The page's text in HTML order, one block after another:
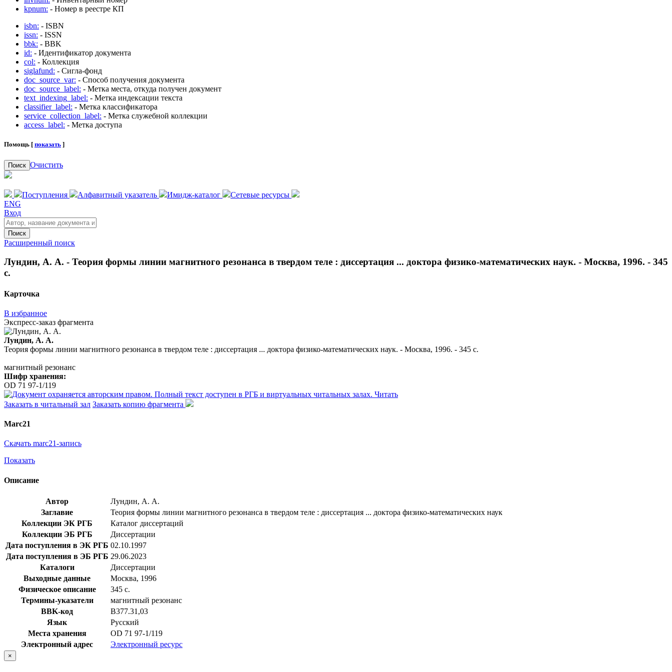
kpnum: - Номер в реестре КП
isbn: - ISBN
issn: - ISSN
bbk: - BBK
id: - Идентификатор документа
col: - Коллекция
siglafund: - Сигла-фонд
doc_source_var: - Способ получения документа
doc_source_label: - Метка места, откуда получен документ
text_indexing_label: - Метка индексации текста
classifier_label: - Метка классификатора
service_collection_label: - Метка служебной коллекции
access_label: - Метка доступа
Помощь [ показать ]
Поиск Очистить
Поступления Алфавитный указатель Имидж-каталог
Сетевые ресурсы
ENG
Вход
Поиск
Расширенный поиск
Лундин, А. А. - Теория формы линии магнитного резонанса в твердом теле : диссертация ... доктора физико-математических наук. - Москва, 1996. - 345
с.
Карточка
В избранное
Экспресс-заказ фрагмента
Лундин, А. А.
Теория формы линии магнитного резонанса в твердом теле : диссертация ... доктора физико-математических наук. - Москва, 1996. - 345 с.
магнитный резонанс
Шифр хранения:
OD 71 97-1/119
Читать
Заказать в читальный зал Заказать копию фрагмента
Marc21
Скачать marc21-запись
Показать
Описание
Автор
Лундин, А. А.
Заглавие
Теория формы линии магнитного резонанса в твердом теле : диссертация ... доктора физико-математических наук
Коллекции ЭК РГБ
Каталог диссертаций
Коллекции ЭБ РГБ
Диссертации
Дата поступления в ЭК РГБ 02.10.1997
Дата поступления в ЭБ РГБ 29.06.2023
Каталоги
Диссертации
Выходные данные
Москва, 1996
Физическое описание
345 с.
Термины-указатели
магнитный резонанс
BBK-код
В377.31,03
Язык
Русский
Места хранения
OD 71 97-1/119
Электронный адрес
Электронный ресурс
×